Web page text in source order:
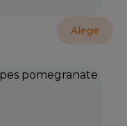
Alege